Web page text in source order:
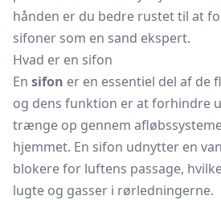
hånden er du bedre rustet til at
sifoner som en sand ekspert.
Hvad er en sifon
En sifon er en essentiel del af de
og dens funktion er at forhindre
trænge op gennem
hjemmet. En sifon udnytter en
blokere for luftens passage,
lugte og gasser i rørledningerne.